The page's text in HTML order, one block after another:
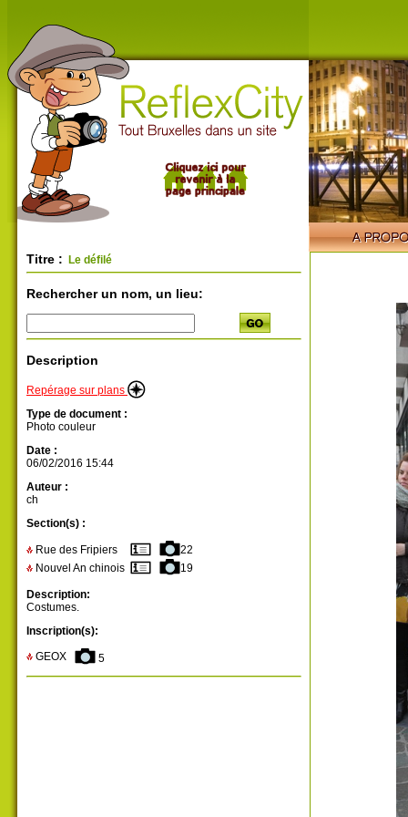
Titre : Le défilé
Rechercher un nom, un lieu:
Description
Repérage sur plans
Type de document :
Photo couleur
Date :
06/02/2016 15:44
Auteur :
ch
Section(s) :
Rue des Fripiers
22
Nouvel An chinois
19
Description:
Costumes.
Inscription(s):
GEOX
5